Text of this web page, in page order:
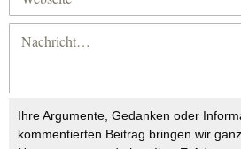
Ihre Argumente, Gedanken oder
kommentierten Beitrag bringen wir